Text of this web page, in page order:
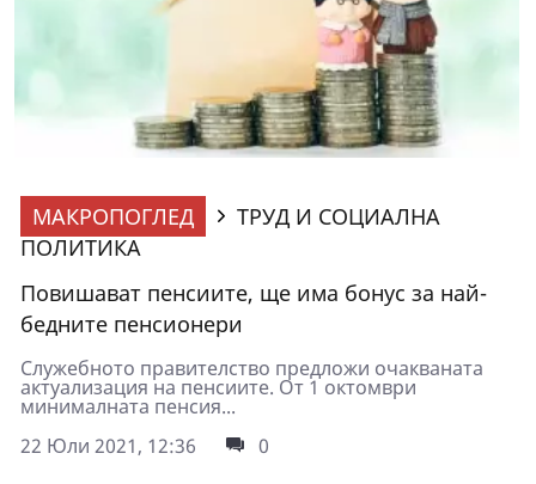
МАКРОПОГЛЕД
ТРУД И СОЦИАЛНА
ПОЛИТИКА
Повишават пенсиите, ще има бонус за най-
бедните пенсионери
Служебното правителство предложи очакваната
актуализация на пенсиите. От 1 октомври
минималната пенсия...
22 Юли 2021, 12:36
0